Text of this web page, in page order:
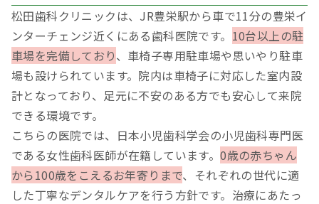
松田歯科クリニックは、JR豊栄駅から車で11分の豊栄イ
ンターチェンジ近くにある歯科医院です。 10台以上の駐
車場を完備しており、車椅子専用駐車場や思いやり駐車
場も設けられています。院内は車椅子に対応した室内設
計となっており、足元に不安のある方でも安心して来院
できる環境です。
こちらの医院では、日本小児歯科学会の小児歯科専門医
である女性歯科医師が在籍しています。0歳の赤ちゃん
から100歳をこえるお年寄りまで、それぞれの世代に適
した丁寧なデンタルケアを行う方針です。治療にあたっ